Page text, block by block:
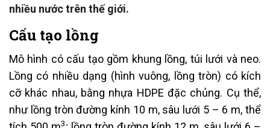
nhiều nước trên thế giới.
Cấu tạo lồng
Mô hình có cấu tạo gồm khung lồng, túi lưới và neo.
Lồng có nhiều dạng (hình vuông, lồng tròn) có kích
cỡ khác nhau, bằng nhựa HDPE đặc chủng. Cụ thể,
như lồng tròn đường kính 10 m, sâu lưới 5 – 6 m, thể
3